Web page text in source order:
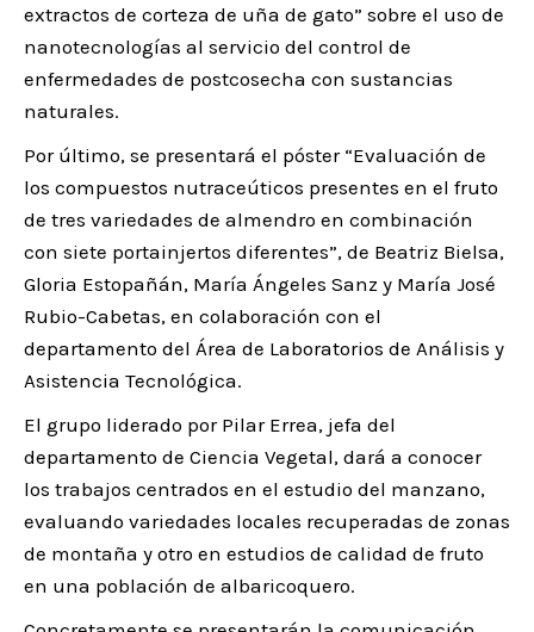
extractos de corteza de uña de gato” sobre el uso de
nanotecnologías al servicio del control de
enfermedades de postcosecha con sustancias
naturales.
Por último, se presentará el póster “Evaluación de
los compuestos nutraceúticos presentes en el fruto
de tres variedades de almendro en combinación
con siete portainjertos diferentes”, de Beatriz Bielsa,
Gloria Estopañán, María Ángeles Sanz y María José
Rubio-Cabetas, en colaboración con el
departamento del Área de Laboratorios de Análisis y
Asistencia Tecnológica.
El grupo liderado por Pilar Errea, jefa del
departamento de Ciencia Vegetal, dará a conocer
los trabajos centrados en el estudio del manzano,
evaluando variedades locales recuperadas de zonas
de montaña y otro en estudios de calidad de fruto
en una población de albaricoquero.